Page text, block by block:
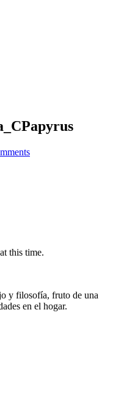
this time.
y filosofía, fruto de una
en el hogar.